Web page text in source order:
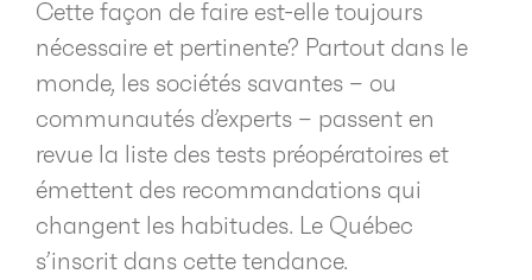
Cette façon de faire est-elle toujours
nécessaire et pertinente? Partout dans le
monde, les sociétés savantes – ou
communautés d’experts – passent en
revue la liste des tests préopératoires et
émettent des recommandations qui
changent les habitudes. Le Québec
s’inscrit dans cette tendance.